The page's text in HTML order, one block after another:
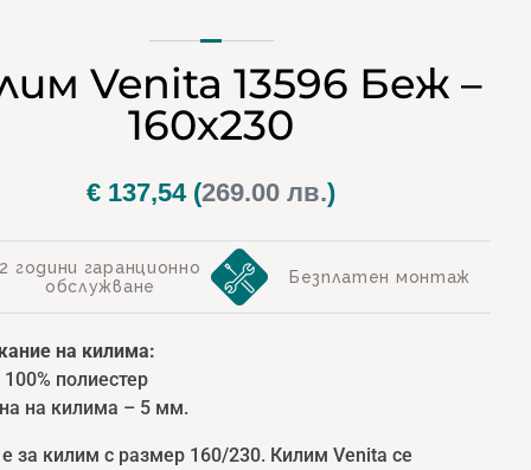
Venita 13596 Беж –
160х230
€ 137,54(269.00 лв.)
2 години гаранционно
обслужване
Безплатен монтаж
на килима:
полиестер
на килима – 5 мм.
за килим с размер 160/230. Килим Venita се